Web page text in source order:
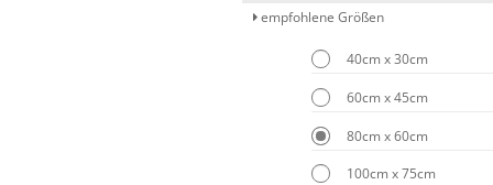
empfohlene Größen
40cm x 30cm
60cm x 45cm
80cm x 60cm
100cm x 75cm